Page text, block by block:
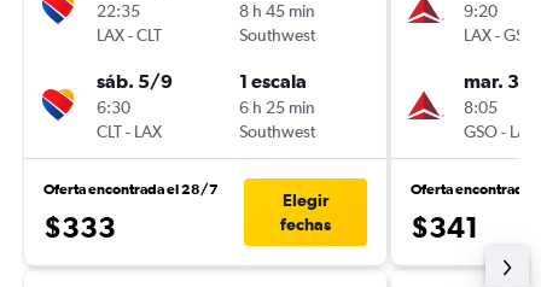
22:35
LAX-CLT
8 h 45 min
Southwest
sáb. 5/9
6:30
CLT- LAX
1 escala
6 h 25 min
Southwest
Oferta encontrada el 28/7
$333
Elegir
fechas
9:20
LAX-GSO
mar. 3/
8:05
GSO- LAX
Oferta encontrada
$341